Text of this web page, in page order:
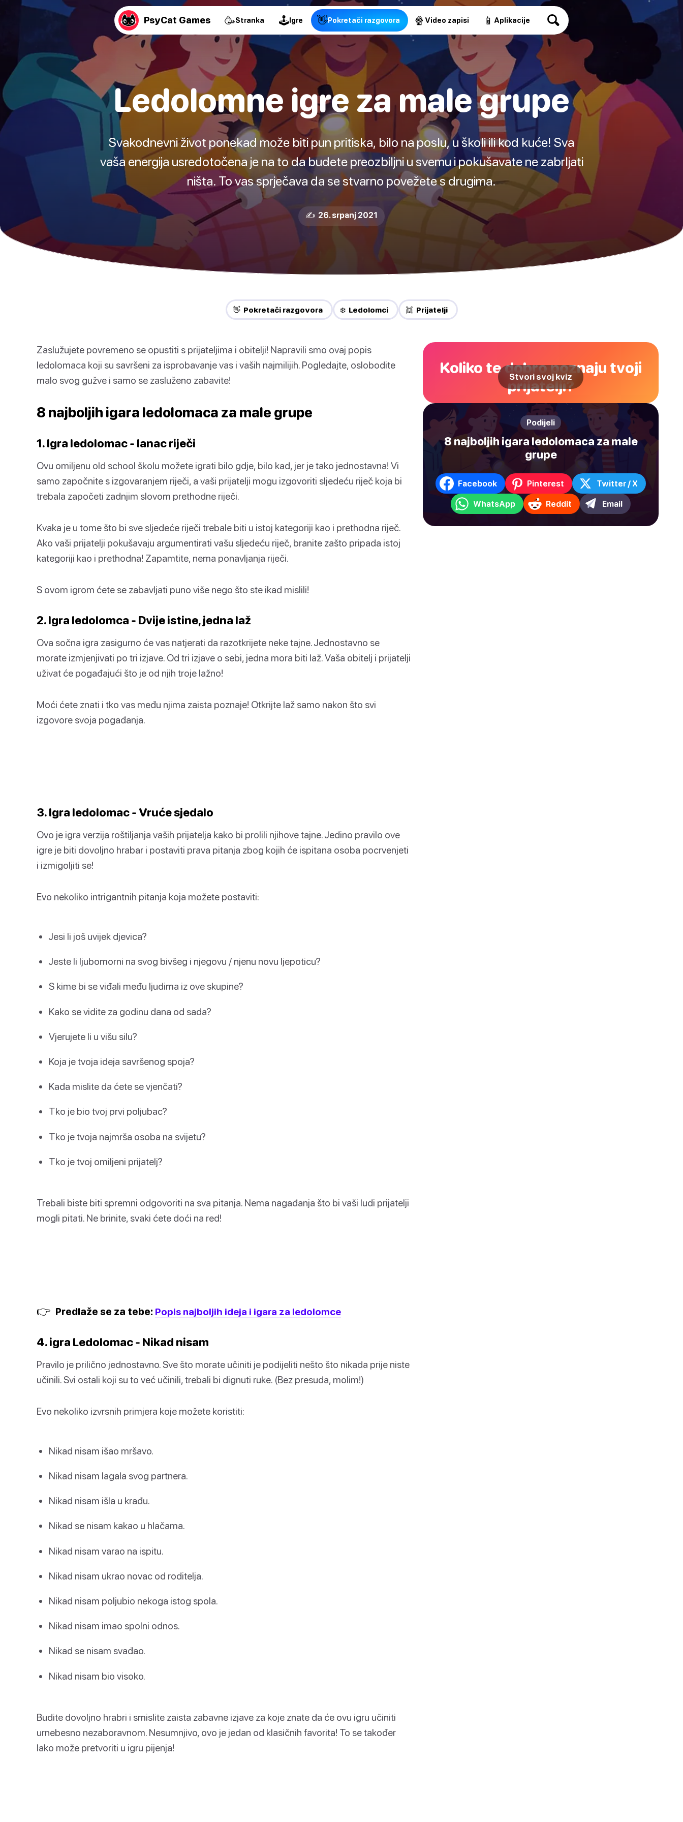
PsyCat Games 🥳Stranka 🕹Igre 👋Pokretači razgovora 🍿 Video zapisi 📱 Aplikacije
Ledolomne igre za male grupe
Svakodnevni život ponekad može biti pun pritiska, bilo na poslu, u školi ili kod kuće! Sva
vaša energija usredotočena je na to da budete preozbiljni u svemu i pokušavate ne zabrljati
ništa. To vas sprječava da se stvarno povežete s drugima.
✍️ 26. srpanj 2021
👋 Pokretači razgovora ❄️ Ledolomci 👯 Prijatelji
Zaslužujete povremeno se opustiti s prijateljima i obitelji! Napravili smo ovaj popis
ledolomaca koji su savršeni za isprobavanje vas i vaših najmilijih. Pogledajte, oslobodite
malo svog gužve i samo se zasluženo zabavite!
8 najboljih igara ledolomaca za male grupe
1. Igra ledolomac - lanac riječi
Ovu omiljenu old school školu možete igrati bilo gdje, bilo kad, jer je tako jednostavna! Vi
samo započnite s izgovaranjem riječi, a vaši prijatelji mogu izgovoriti sljedeću riječ koja bi
trebala započeti zadnjim slovom prethodne riječi.
Kvaka je u tome što bi sve sljedeće riječi trebale biti u istoj kategoriji kao i prethodna riječ.
Ako vaši prijatelji pokušavaju argumentirati vašu sljedeću riječ, branite zašto pripada istoj
kategoriji kao i prethodna! Zapamtite, nema ponavljanja riječi.
S ovom igrom ćete se zabavljati puno više nego što ste ikad mislili!
2. Igra ledolomca - Dvije istine, jedna laž
Ova sočna igra zasigurno će vas natjerati da razotkrijete neke tajne. Jednostavno se
morate izmjenjivati po tri izjave. Od tri izjave o sebi, jedna mora biti laž. Vaša obitelj i prijatelji
uživat će pogađajući što je od njih troje lažno!
Moći ćete znati i tko vas među njima zaista poznaje! Otkrijte laž samo nakon što svi
izgovore svoja pogađanja.
3. Igra ledolomac - Vruće sjedalo
Ovo je igra verzija roštiljanja vaših prijatelja kako bi prolili njihove tajne. Jedino pravilo ove
igre je biti dovoljno hrabar i postaviti prava pitanja zbog kojih će ispitana osoba pocrvenjeti
i izmigoljiti se!
Evo nekoliko intrigantnih pitanja koja možete postaviti:
Jesi li još uvijek djevica?
Jeste li ljubomorni na svog bivšeg i njegovu / njenu novu ljepoticu?
S kime bi se viđali među ljudima iz ove skupine?
Kako se vidite za godinu dana od sada?
Vjerujete li u višu silu?
Koja je tvoja ideja savršenog spoja?
Kada mislite da ćete se vjenčati?
Tko je bio tvoj prvi poljubac?
Tko je tvoja najmrša osoba na svijetu?
Tko je tvoj omiljeni prijatelj?
Trebali biste biti spremni odgovoriti na sva pitanja. Nema nagađanja što bi vaši ludi prijatelji
mogli pitati. Ne brinite, svaki ćete doći na red!
👉 Predlaže se za tebe: Popis najboljih ideja i igara za ledolomce
4. igra Ledolomac - Nikad nisam
Pravilo je prilično jednostavno. Sve što morate učiniti je podijeliti nešto što nikada prije niste
učinili. Svi ostali koji su to već učinili, trebali bi dignuti ruke. (Bez presuda, molim!)
Evo nekoliko izvrsnih primjera koje možete koristiti:
Nikad nisam išao mršavo.
Nikad nisam lagala svog partnera.
Nikad nisam išla u krađu.
Nikad se nisam kakao u hlačama.
Nikad nisam varao na ispitu.
Nikad nisam ukrao novac od roditelja.
Nikad nisam poljubio nekoga istog spola.
Nikad nisam imao spolni odnos.
Nikad se nisam svađao.
Nikad nisam bio visoko.
Budite dovoljno hrabri i smislite zaista zabavne izjave za koje znate da će ovu igru učiniti
urnebesno nezaboravnom. Nesumnjivo, ovo je jedan od klasičnih favorita! To se također
lako može pretvoriti u igru pijenja!
Koliko te dobro poznaju tvoji
prijatelji?
Stvori svoj kviz
Podijeli
8 najboljih igara ledolomaca za male
grupe
Facebook Pinterest Twitter / X
WhatsApp Reddit Email